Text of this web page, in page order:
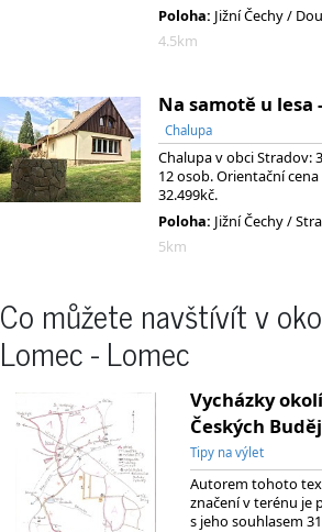
Poloha: Jižní Čechy /
4.5km
Na samotě u lesa
Chalupa
Chalupa v obci Stradov:
12 osob. Orientační
32.499kč.
Poloha: Jižní Čechy /
5km
Co můžete navštívít v
Lomec - Lomec
Vycházky
Českých
Tipy na výlet
Autorem tohoto
značení v terénu je
s jeho souhlasem